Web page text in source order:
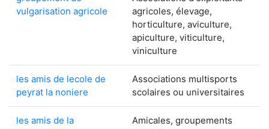
vulgarisation agricole
agricoles, élevage,
horticulture, aviculture,
apiculture, viticulture,
viniculture
les amis de lecole de
peyrat la noniere
Associations multisports
scolaires ou universitaires
les amis de la
Amicales, groupements